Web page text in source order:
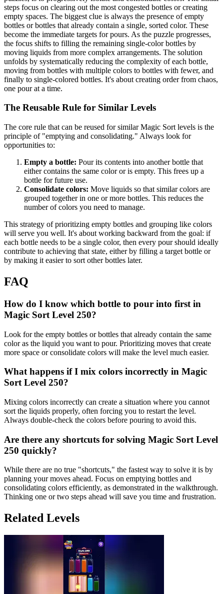
steps focus on clearing out the most congested bottles or creating
empty spaces. The biggest clue is always the presence of empty
bottles or bottles that already contain a single, sorted color. These
become the immediate targets for pours. As the puzzle progresses,
the focus shifts to filling the remaining single-color bottles by
moving liquids from more complex arrangements. The solution
unfolds by systematically reducing the complexity of each bottle,
moving from bottles with multiple colors to bottles with fewer, and
finally to single-colored bottles. It's about creating order from chaos,
one pour at a time.
The Reusable Rule for Similar Levels
The core rule that can be reused for similar Magic Sort levels is the
principle of "emptying and consolidating." Always look for
opportunities to:
Empty a bottle: Pour its contents into another bottle that
either contains the same color or is empty. This frees up a
bottle for future use.
Consolidate colors: Move liquids so that similar colors are
grouped together in one or more bottles. This reduces the
number of colors you need to manage.
This strategy of prioritizing empty bottles and grouping like colors
will serve you well. It's about working backward from the goal: if
each bottle needs to be a single color, then every pour should ideally
contribute to achieving that state, either by filling a target bottle or
by making it easier to sort other bottles later.
FAQ
How do I know which bottle to pour into first in
Magic Sort Level 250?
Look for the empty bottles or bottles that already contain the same
color as the liquid you want to pour. Prioritizing moves that create
more space or consolidate colors will make the level much easier.
What happens if I mix colors incorrectly in Magic
Sort Level 250?
Mixing colors incorrectly can create a situation where you cannot
sort the liquids properly, often forcing you to restart the level.
Always double-check the colors before pouring to avoid this.
Are there any shortcuts for solving Magic Sort Level
250 quickly?
While there are no true "shortcuts," the fastest way to solve it is by
planning your moves ahead. Focus on emptying bottles and
consolidating colors efficiently, as demonstrated in the walkthrough.
Thinking one or two steps ahead will save you time and frustration.
Related Levels